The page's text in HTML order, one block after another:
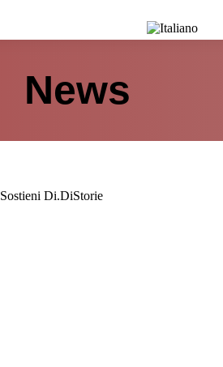
News
Sostieni Di.DiStorie